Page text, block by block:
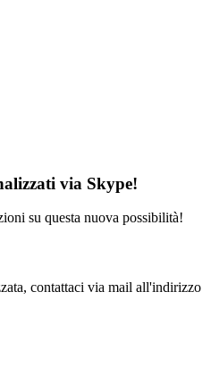
via Skype!
su questa nuova possibilità!
contattaci via mail all'indirizzo